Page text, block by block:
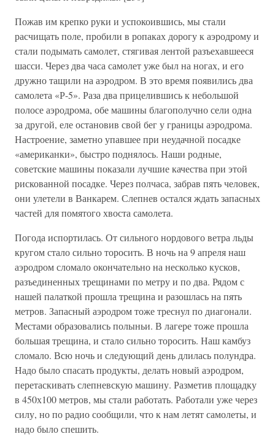
Пожав им крепко руки и успокоившись, мы стали
расчищать поле, пробили в ропаках дорогу к аэродрому и
стали подымать самолет, стягивая лентой разъехавшееся
шасси. Через два часа самолет уже был на ногах, и его
дружно тащили на аэродром. В это время появились два
самолета «Р-5». Раза два прицелившись к небольшой
полосе аэродрома, обе машины благополучно сели одна
за другой, еле остановив свой бег у границы аэродрома.
Настроение, заметно упавшее при неудачной посадке
«американки», быстро поднялось. Наши родные,
советские машины показали лучшие качества при этой
рискованной посадке. Через полчаса, забрав пять человек,
они улетели в Ванкарем. Слепнев остался ждать запасных
частей для помятого хвоста самолета.
Погода испортилась. От сильного нордового ветра льды
кругом стало сильно торосить. В ночь на 9 апреля наш
аэродром сломало окончательно на несколько кусков,
разъединенных трещинами по метру и по два. Рядом с
нашей палаткой прошла трещина и разошлась на пять
метров. Запасный аэродром тоже треснул по диагонали.
Местами образовались полыньи. В лагере тоже прошла
большая трещина, и стало сильно торосить. Наш камбуз
сломало. Всю ночь и следующий день длилась полундра.
Надо было спасать продукты, делать новый аэродром,
перетаскивать слепневскую машину. Разметив площадку
в 450х100 метров, мы стали работать. Работали уже через
силу, но по радио сообщили, что к нам летят самолеты, и
надо было спешить.